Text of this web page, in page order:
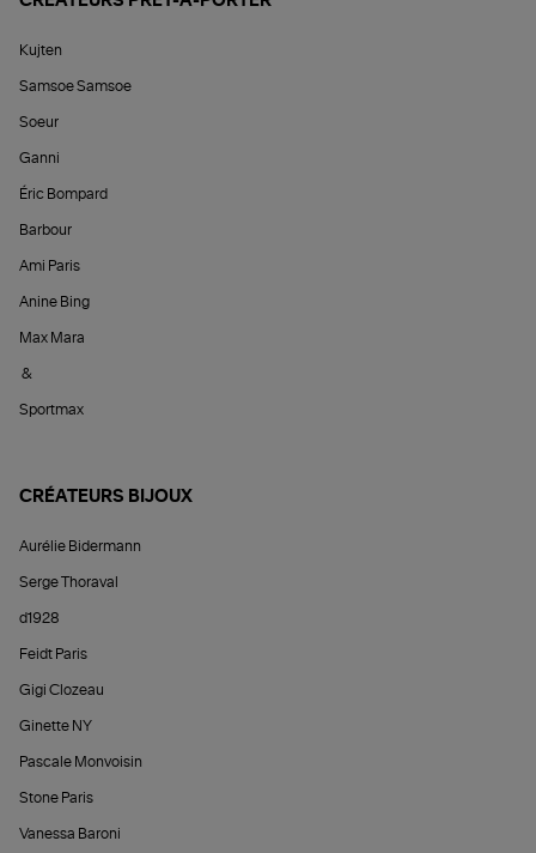
Kujten
Samsoe Samsoe
Soeur
Ganni
Éric Bompard
Barbour
Ami Paris
Anine Bing
Max Mara
&
Sportmax
CRÉATEURS BIJOUX
Aurélie Bidermann
Serge Thoraval
d1928
Feidt Paris
Gigi Clozeau
Ginette NY
Pascale Monvoisin
Stone Paris
Vanessa Baroni